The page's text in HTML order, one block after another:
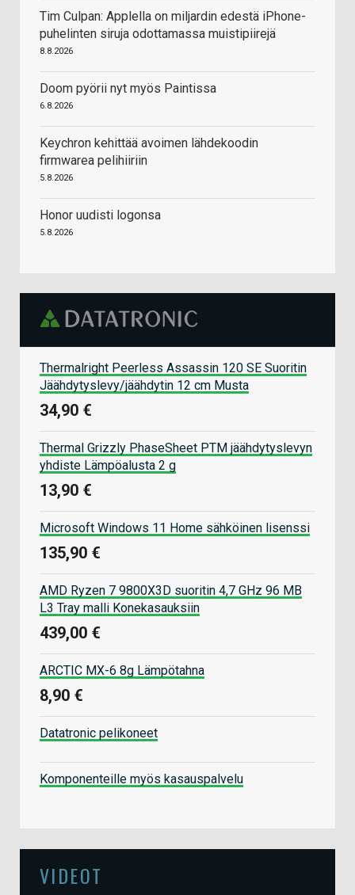
Tim Culpan: Applella on miljardin edestä iPhone-
puhelinten siruja odottamassa muistipiirejä
8.8.2026
Doom pyörii nyt myös Paintissa
6.8.2026
Keychron kehittää avoimen lähdekoodin
firmwarea pelihiiriin
5.8.2026
Honor uudisti logonsa
5.8.2026
Thermalright Peerless Assassin 120 SE Suoritin
Jäähdytyslevy/jäähdytin 12 cm Musta
34,90 €
Thermal Grizzly PhaseSheet PTM jäähdytyslevyn
yhdiste Lämpöalusta 2 g
13,90 €
Microsoft Windows 11 Home sähköinen lisenssi
135,90 €
AMD Ryzen 7 9800X3D suoritin 4,7 GHz 96 MB
L3 Tray malli Konekasauksiin
439,00 €
ARCTIC MX-6 8g Lämpötahna
8,90 €
Datatronic pelikoneet
Komponenteille myös kasauspalvelu
VIDEOT